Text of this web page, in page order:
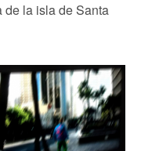
de la isla de Santa